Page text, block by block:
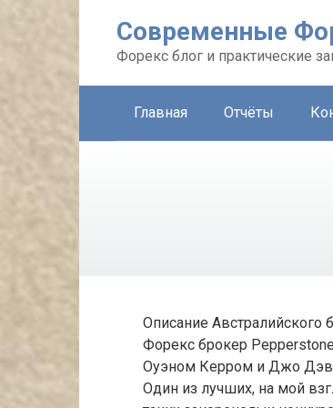
Современные
Форекс блог и практические
Главная Отчёты
Описание Австралийского
Форекс брокер
Оуэном Керром и Джо
Один из лучших, на мой